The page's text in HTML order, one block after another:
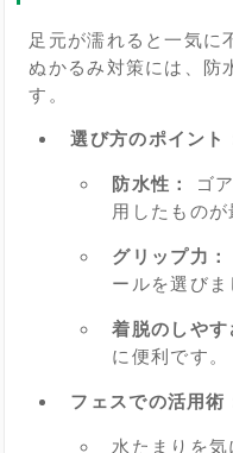
足元が濡れると一気に
ぬかるみ対策には、防
す。
選び方のポイント
防水性：
ゴ
用したものが
グリップ力：
ールを選びま
着脱のしやす
に便利です。
フェスでの活用術
水たまりを